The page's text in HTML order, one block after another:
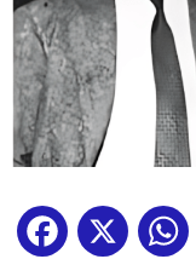
Facebook
X